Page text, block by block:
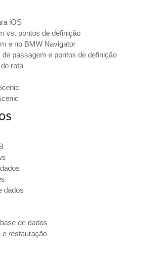
iOS
vs. pontos de definição
e no BMW Navigator
passagem e pontos de definição
rota
dados
de dados
e restauração